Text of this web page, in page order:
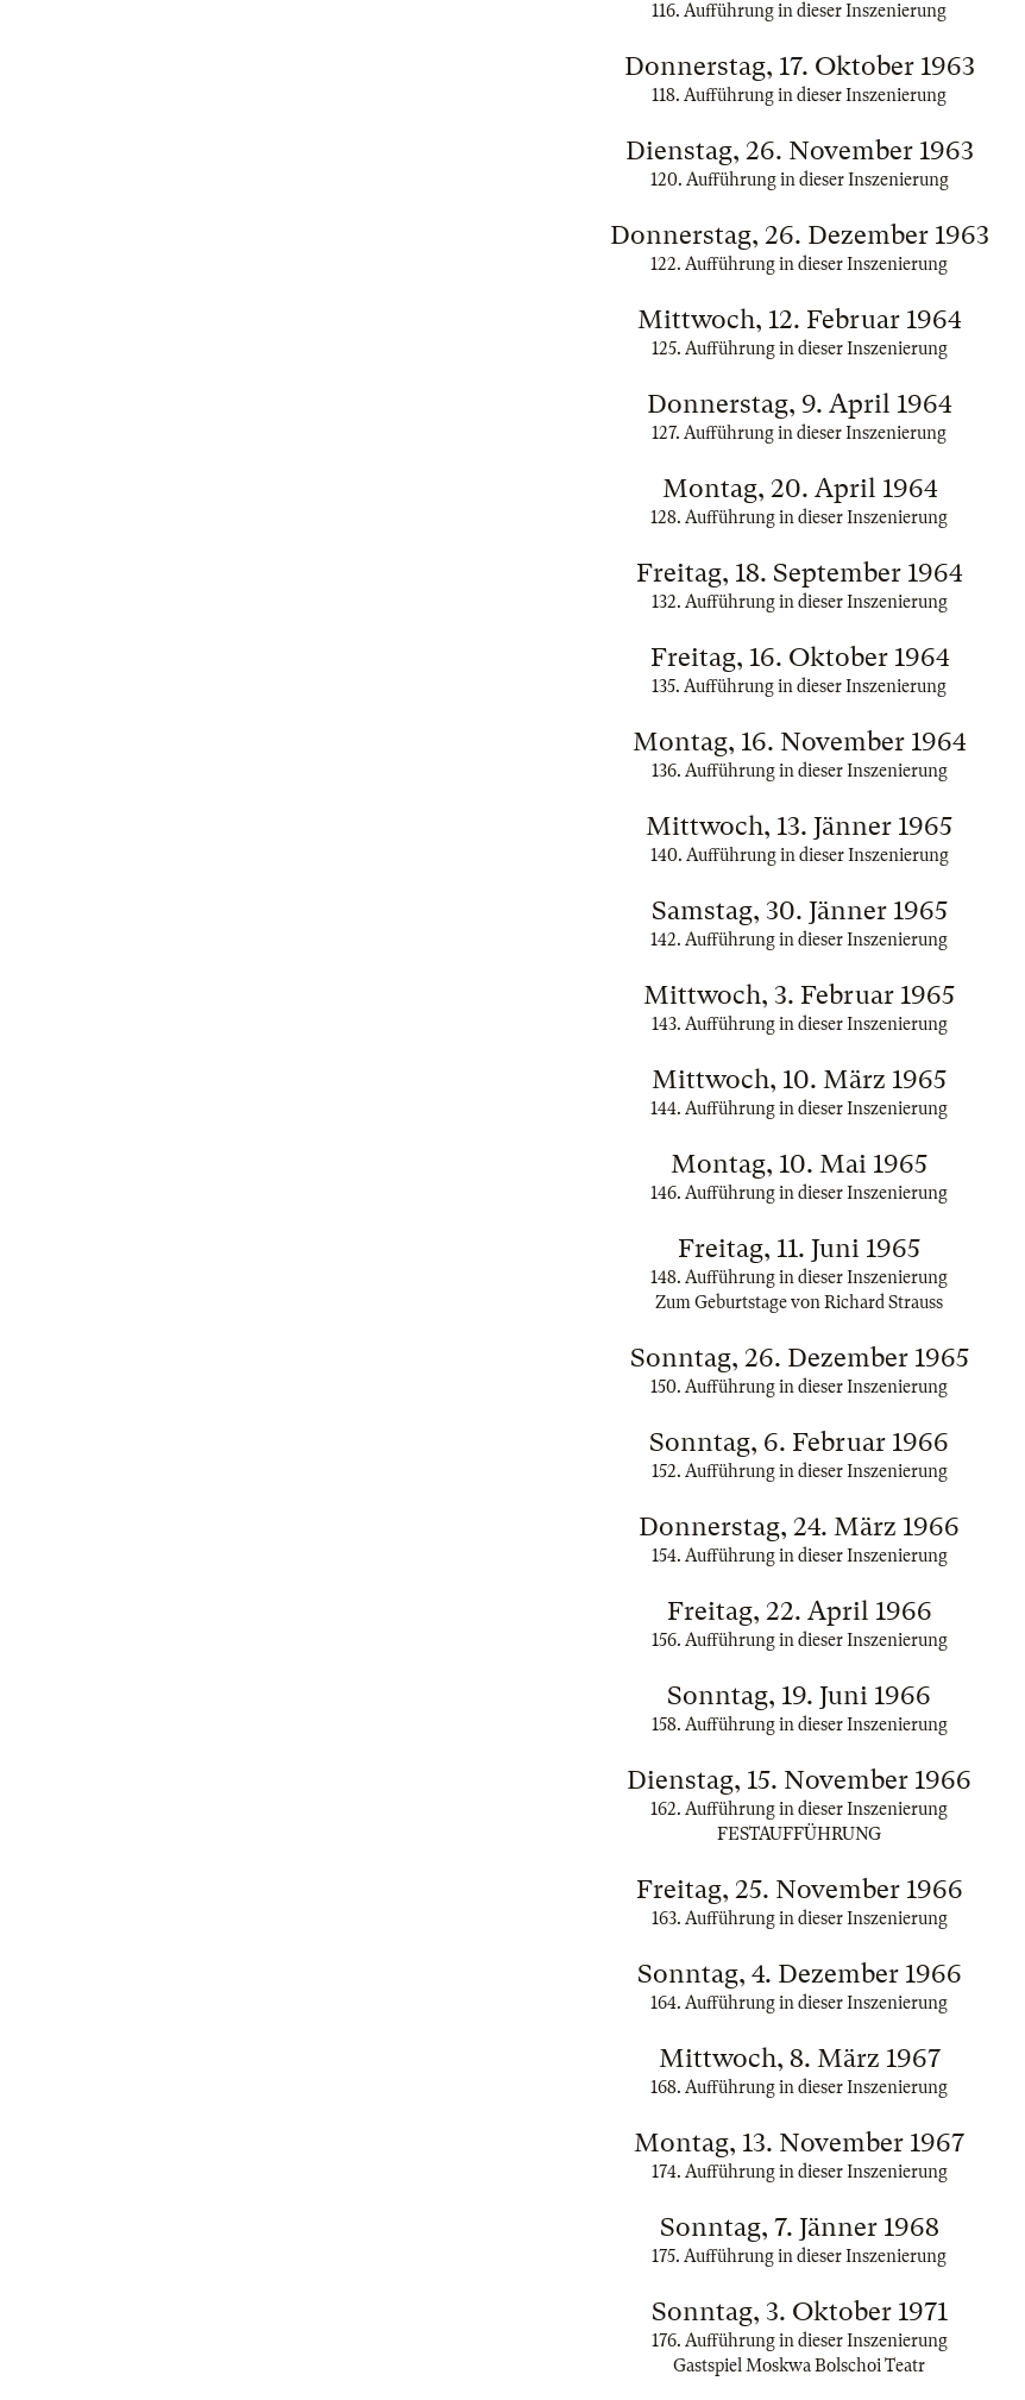
116. Aufführung in dieser Inszenierung
Donnerstag, 17. Oktober 1963
118. Aufführung in dieser Inszenierung
Dienstag, 26. November 1963
120. Aufführung in dieser Inszenierung
Donnerstag, 26. Dezember 1963
122. Aufführung in dieser Inszenierung
Mittwoch, 12. Februar 1964
125. Aufführung in dieser Inszenierung
Donnerstag, 9. April 1964
127. Aufführung in dieser Inszenierung
Montag, 20. April 1964
128. Aufführung in dieser Inszenierung
Freitag, 18. September 1964
132. Aufführung in dieser Inszenierung
Freitag, 16. Oktober 1964
135. Aufführung in dieser Inszenierung
Montag, 16. November 1964
136. Aufführung in dieser Inszenierung
Mittwoch, 13. Jänner 1965
140. Aufführung in dieser Inszenierung
Samstag, 30. Jänner 1965
142. Aufführung in dieser Inszenierung
Mittwoch, 3. Februar 1965
143. Aufführung in dieser Inszenierung
Mittwoch, 10. März 1965
144. Aufführung in dieser Inszenierung
Montag, 10. Mai 1965
146. Aufführung in dieser Inszenierung
Freitag, 11. Juni 1965
148. Aufführung in dieser Inszenierung
Zum Geburtstage von Richard Strauss
Sonntag, 26. Dezember 1965
150. Aufführung in dieser Inszenierung
Sonntag, 6. Februar 1966
152. Aufführung in dieser Inszenierung
Donnerstag, 24. März 1966
154. Aufführung in dieser Inszenierung
Freitag, 22. April 1966
156. Aufführung in dieser Inszenierung
Sonntag, 19. Juni 1966
158. Aufführung in dieser Inszenierung
Dienstag, 15. November 1966
162. Aufführung in dieser Inszenierung
FESTAUFFÜHRUNG
Freitag, 25. November 1966
163. Aufführung in dieser Inszenierung
Sonntag, 4. Dezember 1966
164. Aufführung in dieser Inszenierung
Mittwoch, 8. März 1967
168. Aufführung in dieser Inszenierung
Montag, 13. November 1967
174. Aufführung in dieser Inszenierung
Sonntag, 7. Jänner 1968
175. Aufführung in dieser Inszenierung
Sonntag, 3. Oktober 1971
176. Aufführung in dieser Inszenierung
Gastspiel Moskwa Bolschoi Teatr